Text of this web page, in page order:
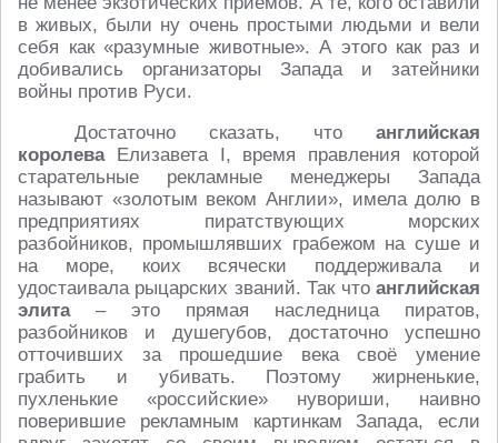
в живых, были ну очень простыми людьми и вели
себя как «разумные животные». А этого как раз и
добивались организаторы Запада и затейники
войны против Руси.
Достаточно сказать, что английская
королеваЕлизавета I, время правления которой
старательные рекламные менеджеры Запада
называют «золотым веком Англии», имела долю в
предприятиях пиратствующих морских
разбойников, промышлявших грабежом на суше и
на море, коих всячески поддерживала и
удостаивала рыцарских званий. Так что английская
элита– это прямая наследница пиратов,
разбойников и душегубов, достаточно успешно
отточивших за прошедшие века своё умение
грабить и убивать. Поэтому жирненькие,
пухленькие «российские» нувориши, наивно
поверившие рекламным картинкам Запада, если